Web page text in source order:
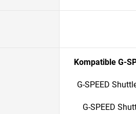
Kompatible G-
G-SPEED
G-SPEED